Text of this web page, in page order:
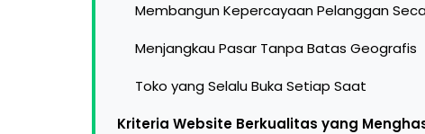
Membangun Kepercayaan Pelanggan
Menjangkau Pasar Tanpa Batas Geografis
Toko yang Selalu Buka Setiap Saat
Kriteria Website Berkualitas yang